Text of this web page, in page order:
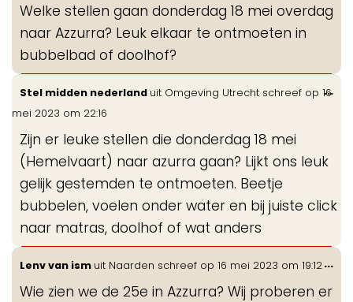
Welke stellen gaan donderdag 18 mei overdag
naar Azzurra? Leuk elkaar te ontmoeten in
bubbelbad of doolhof?
Stel midden nederland uit Omgeving Utrecht schreef op 16
mei 2023 om 22:16
Zijn er leuke stellen die donderdag 18 mei
(Hemelvaart) naar azurra gaan? Lijkt ons leuk
gelijk gestemden te ontmoeten. Beetje
bubbelen, voelen onder water en bij juiste click
naar matras, doolhof of wat anders
...
Lenv van ism uit Naarden schreef op 16 mei 2023 om 19:12
Wie zien we de 25e in Azzurra? Wij proberen er
...